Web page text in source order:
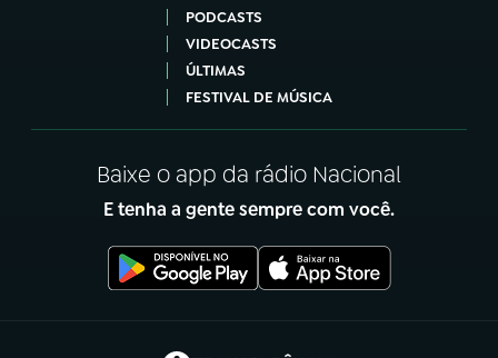
PODCASTS
VIDEOCASTS
ÚLTIMAS
FESTIVAL DE MÚSICA
Baixe o app da rádio Nacional
E tenha a gente sempre com você.